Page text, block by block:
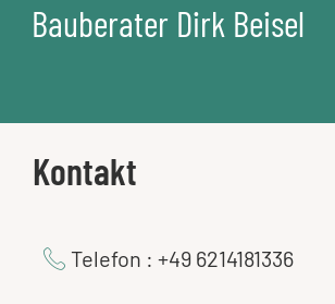
Bauberater Dirk Beisel
Kontakt
Telefon : +49 6214181336